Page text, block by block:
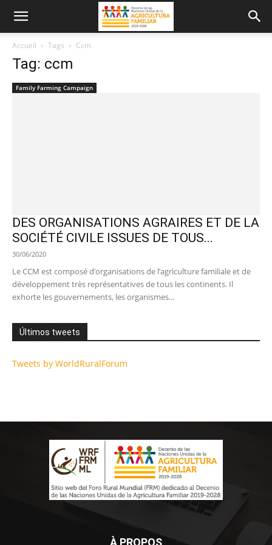
Accueil Tags Ccm
Tag: ccm
Family Farming Campaign
DES ORGANISATIONS AGRAIRES ET DE LA
SOCIÉTÉ CIVILE ISSUES DE TOUS...
30/06/2020
Le CCM est composé d’organisations de l’agriculture familiale et de
développement très représentatives de tous les continents. Il
exhorte les gouvernements, les organismes...
Últimos tweets
Tweets by WorldRuralForum